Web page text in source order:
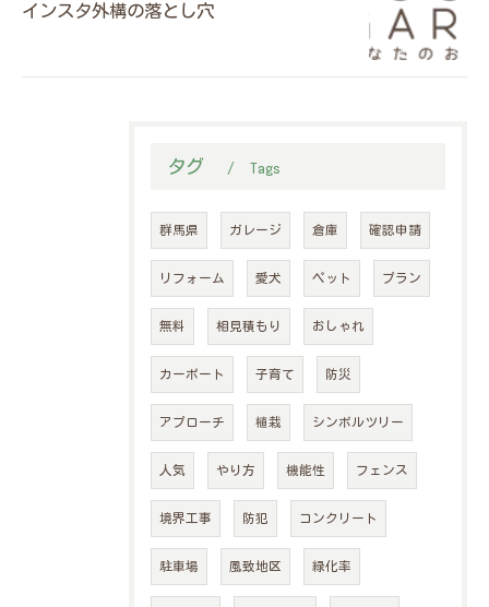
インスタ外構の落とし穴
タグ Tags
群馬県 ガレージ 倉庫 確認申請
リフォーム 愛犬 ペット プラン
無料 相見積もり おしゃれ
カーポート 子育て 防災
アプローチ 植栽 シンボルツリー
人気 やり方 機能性 フェンス
境界工事 防犯 コンクリート
駐車場 風致地区 緑化率